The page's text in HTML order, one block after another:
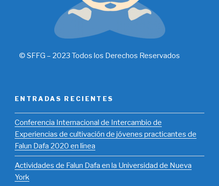
© SFFG – 2023 Todos los Derechos Reservados
ENTRADAS RECIENTES
​Conferencia Internacional de Intercambio de
Experiencias de cultivación de jóvenes practicantes de
Falun Dafa 2020 en línea
Actividades de Falun Dafa en la Universidad de Nueva
York